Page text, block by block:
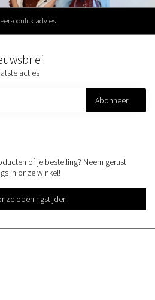
Persoonlijk advies
of je bestelling? Neem gerust
in onze winkel!
openingstijden
acties
Abonneer